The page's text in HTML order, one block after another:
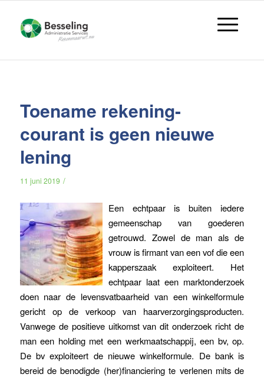
Toename rekening-
courant is geen nieuwe
lening
11 juni 2019 /
Een echtpaar is buiten iedere
gemeenschap van goederen
getrouwd. Zowel de man als de
vrouw is firmant van een vof die een
kapperszaak exploiteert. Het
echtpaar laat een marktonderzoek
doen naar de levensvatbaarheid van een winkelformule
gericht op de verkoop van haarverzorgingsproducten.
Vanwege de positieve uitkomst van dit onderzoek richt de
man een holding met een werkmaatschappij, een bv, op.
De bv exploiteert de nieuwe winkelformule. De bank is
bereid de benodigde (her)financiering te verlenen mits de